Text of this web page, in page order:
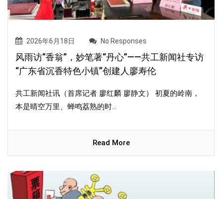
2026年6月18日 No Responses
风雨访“香翁”，妙笔著“丹心”——共工新闻社专访
“广东省沉香特色小镇”创建人廖寿伦
共工新闻社讯（首席记者 廖红麟 廖静文） 初夏的岭南，
本是晴空万里、蝉鸣荔熟的时...
Read More